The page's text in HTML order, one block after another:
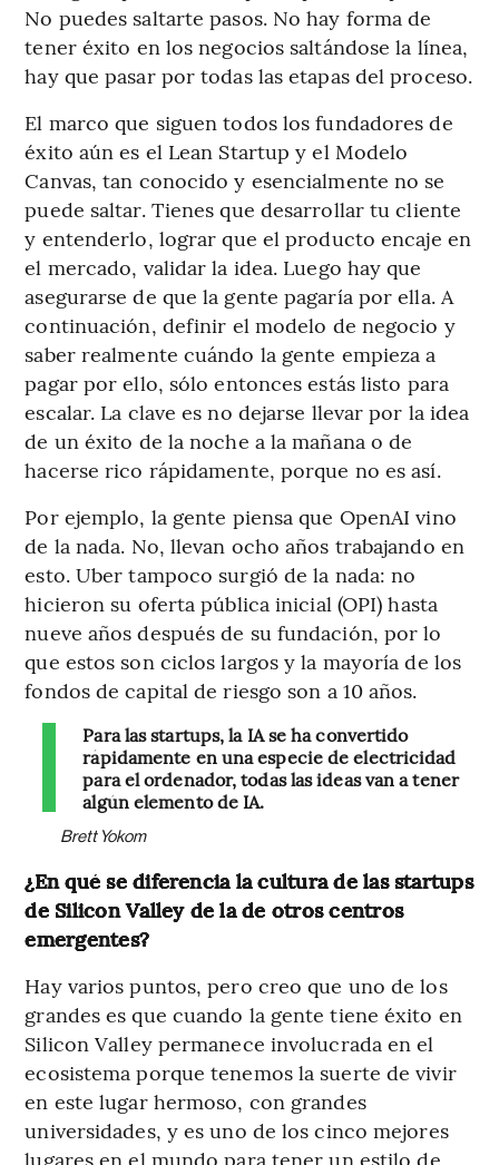
No puedes saltarte pasos. No hay forma de
tener éxito en los negocios saltándose la línea,
hay que pasar por todas las etapas del proceso.
El marco que siguen todos los fundadores de
éxito aún es el Lean Startup y el Modelo
Canvas, tan conocido y esencialmente no se
puede saltar. Tienes que desarrollar tu cliente
y entenderlo, lograr que el producto encaje en
el mercado, validar la idea. Luego hay que
asegurarse de que la gente pagaría por ella. A
continuación, definir el modelo de negocio y
saber realmente cuándo la gente empieza a
pagar por ello, sólo entonces estás listo para
escalar. La clave es no dejarse llevar por la idea
de un éxito de la noche a la mañana o de
hacerse rico rápidamente, porque no es así.
Por ejemplo, la gente piensa que OpenAI vino
de la nada. No, llevan ocho años trabajando en
esto. Uber tampoco surgió de la nada: no
hicieron su oferta pública inicial (OPI) hasta
nueve años después de su fundación, por lo
que estos son ciclos largos y la mayoría de los
fondos de capital de riesgo son a 10 años.
Para las startups, la IA se ha convertido
rápidamente en una especie de electricidad
para el ordenador, todas las ideas van a tener
algún elemento de IA.
Brett Yokom
¿En qué se diferencia la cultura de las startups
de Silicon Valley de la de otros centros
emergentes?
Hay varios puntos, pero creo que uno de los
grandes es que cuando la gente tiene éxito en
Silicon Valley permanece involucrada en el
ecosistema porque tenemos la suerte de vivir
en este lugar hermoso, con grandes
universidades, y es uno de los cinco mejores
lugares en el mundo para tener un estilo de